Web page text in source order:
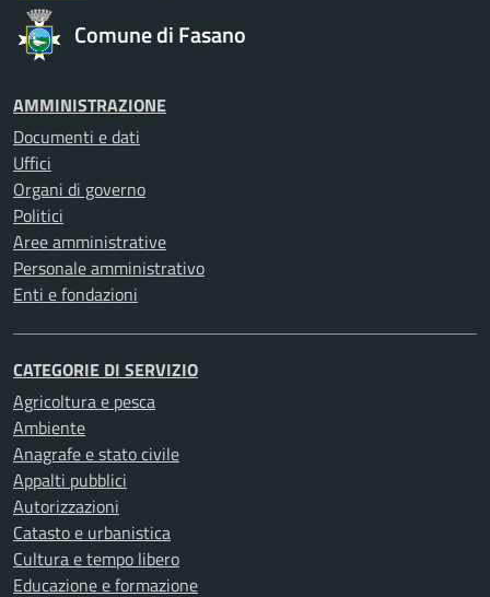
Comune di Fasano
AMMINISTRAZIONE
Documenti e dati
Uffici
Organi di governo
Politici
Aree amministrative
Personale amministrativo
Enti e fondazioni
CATEGORIE DI SERVIZIO
Agricoltura e pesca
Ambiente
Anagrafe e stato civile
Appalti pubblici
Autorizzazioni
Catasto e urbanistica
Cultura e tempo libero
Educazione e formazione